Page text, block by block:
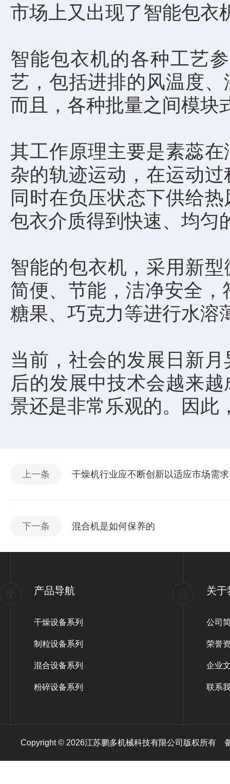
市场上又出现了智能包衣
智能包衣机的各种工艺
艺，包括进排的风温度
而且，各种批量之间模块
其工作原理主要是素蕊
杂的轨迹运动，在运动
同时在负压状态下供给
包衣介质得到快速、均匀
智能的包衣机，采用新
简便、节能，洁净安全
糖果、巧克力等进行水溶
当前，社会的发展日新
后的发展中技术会越来
景还是非常乐观的。因
上一条 干燥机行业应不断创新以适应市场需求
下一条 混合机是如何保养的
产品导航
干燥设备系列
制粒设备系列
混合设备系列
粉碎设备系列
关于
公司
荣誉
企业
联系
Copyright © 2026江苏鹏多机械科技有限公司版权所有